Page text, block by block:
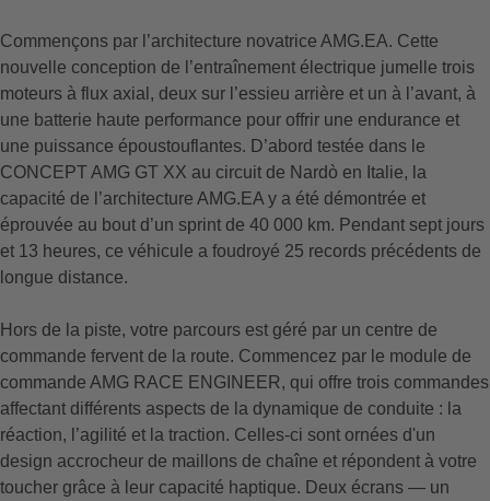
Commençons par l’architecture novatrice AMG.EA. Cette
nouvelle conception de l’entraînement électrique jumelle trois
moteurs à flux axial, deux sur l’essieu arrière et un à l’avant, à
une batterie haute performance pour offrir une endurance et
une puissance époustouflantes. D’abord testée dans le
CONCEPT AMG GT XX au circuit de Nardò en Italie, la
capacité de l’architecture AMG.EA y a été démontrée et
éprouvée au bout d’un sprint de 40 000 km. Pendant sept jours
et 13 heures, ce véhicule a foudroyé 25 records précédents de
longue distance.
Hors de la piste, votre parcours est géré par un centre de
commande fervent de la route. Commencez par le module de
commande AMG RACE ENGINEER, qui offre trois commandes
affectant différents aspects de la dynamique de conduite : la
réaction, l’agilité et la traction. Celles-ci sont ornées d'un
design accrocheur de maillons de chaîne et répondent à votre
toucher grâce à leur capacité haptique. Deux écrans — un